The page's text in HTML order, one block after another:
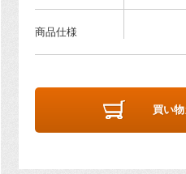
商品仕様
買い